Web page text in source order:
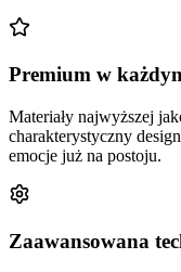
Premium w
Materiały najwyższej
charakterystyczny
emocje już na postoju.
Zaawansowana